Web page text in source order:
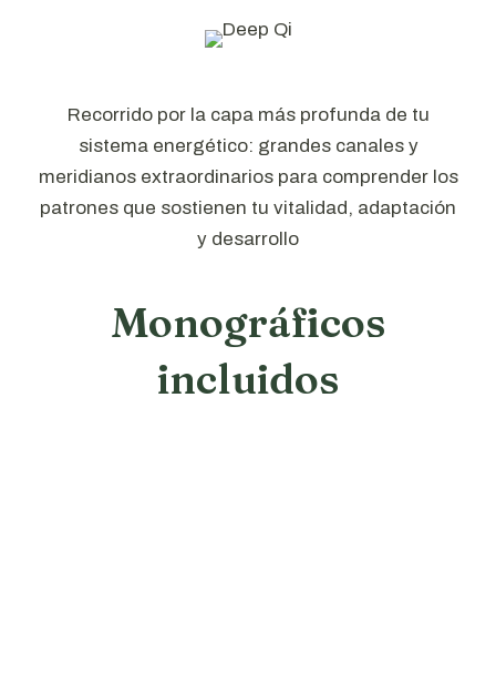
Recorrido por la capa más profunda de tu
sistema energético: grandes canales y
meridianos extraordinarios para comprender los
patrones que sostienen tu vitalidad, adaptación
y desarrollo
Monográficos
incluidos